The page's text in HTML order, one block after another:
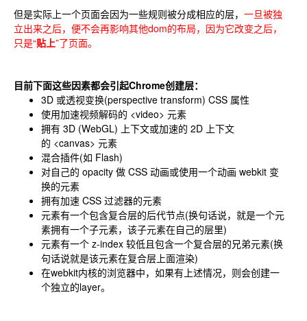
但是实际上一个页面会因为一些规则被分成相应的层， 一旦被独
立出来之后，便不会再影响其他dom的布局，因为它改变之后，
只是“贴上”了页面。
目前下面这些因素都会引起Chrome创建层：
3D 或透视变换(perspective transform) CSS 属性
使用加速视频解码的 <video> 元素
拥有 3D (WebGL) 上下文或加速的 2D 上下文
的 <canvas> 元素
混合插件(如 Flash)
对自己的 opacity 做 CSS 动画或使用一个动画 webkit 变
换的元素
拥有加速 CSS 过滤器的元素
元素有一个包含复合层的后代节点(换句话说，就是一个元
素拥有一个子元素，该子元素在自己的层里)
元素有一个 z-index 较低且包含一个复合层的兄弟元素(换
句话说就是该元素在复合层上面渲染)
在webkit内核的浏览器中，如果有上述情况，则会创建一
个独立的layer。